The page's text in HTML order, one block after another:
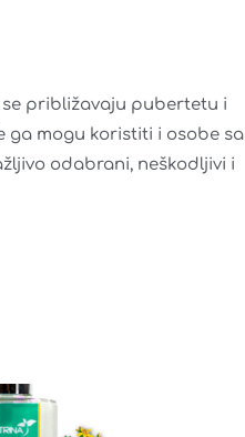
približavaju pubertetu i
ga mogu koristiti i osobe sa
odabrani, neškodljivi i